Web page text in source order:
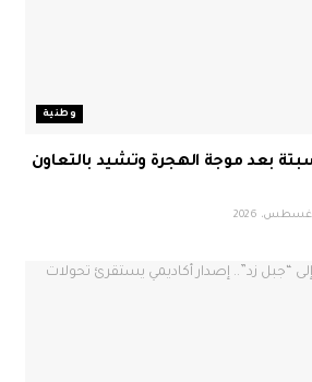
وطنية
بعد موجة الهجرة وتشيد بالتعاون